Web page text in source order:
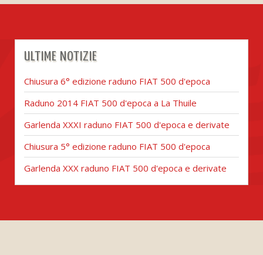
ULTIME NOTIZIE
Chiusura 6° edizione raduno FIAT 500 d'epoca
Raduno 2014 FIAT 500 d'epoca a La Thuile
Garlenda XXXI raduno FIAT 500 d'epoca e derivate
Chiusura 5° edizione raduno FIAT 500 d'epoca
Garlenda XXX raduno FIAT 500 d'epoca e derivate